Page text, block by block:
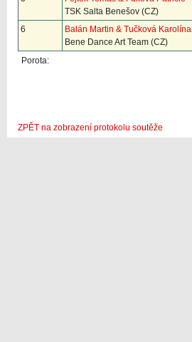
TSK Salta Benešov (CZ)
6
Balán Martin & Tučková Karolína
Bene Dance Art Team (CZ)
Porota:
ZPĚT na zobrazení protokolu soutěže